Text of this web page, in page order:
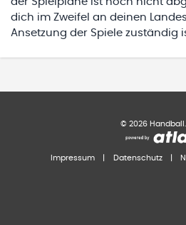
dich im Zweifel an deinen
Ansetzung der Spiele zuständig
© 2026
Impressum Datenschutz